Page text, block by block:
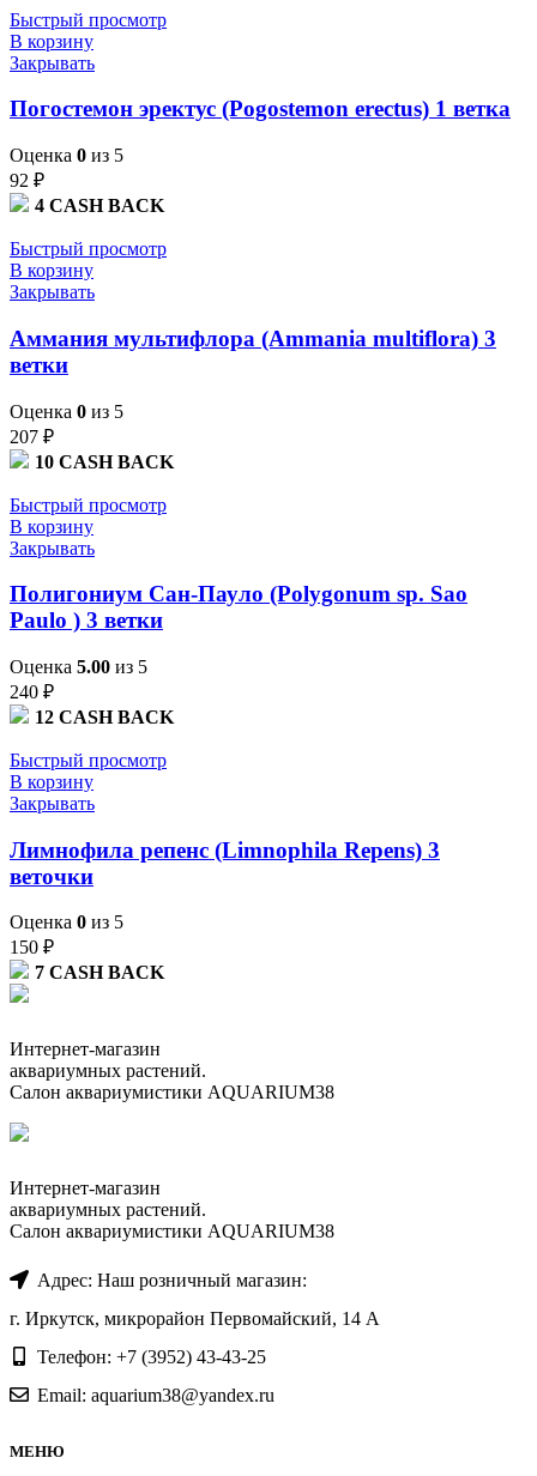
Быстрый просмотр
В корзину
Закрывать
Погостемон эректус (Pogostemon erectus) 1 ветка
Оценка 0 из 5
92 ₽
4 CASH BACK
Быстрый просмотр
В корзину
Закрывать
Аммания мультифлора (Ammania multiflora) 3
ветки
Оценка 0 из 5
207 ₽
10 CASH BACK
Быстрый просмотр
В корзину
Закрывать
Полигониум Сан-Пауло (Polygonum sp. Sao
Paulo ) 3 ветки
Оценка 5.00 из 5
240 ₽
12 CASH BACK
Быстрый просмотр
В корзину
Закрывать
Лимнофила репенс (Limnophila Repens) 3
веточки
Оценка 0 из 5
150 ₽
7 CASH BACK
Интернет-магазин
аквариумных растений.
Салон аквариумистики AQUARIUM38
Интернет-магазин
аквариумных растений.
Салон аквариумистики AQUARIUM38
Адрес: Наш розничный магазин:
г. Иркутск, микрорайон Первомайский, 14 А
Телефон: +7 (3952) 43-43-25
Email: aquarium38@yandex.ru
МЕНЮ